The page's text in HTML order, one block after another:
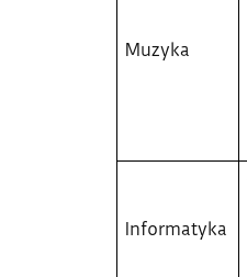
Muzyka
Informatyka